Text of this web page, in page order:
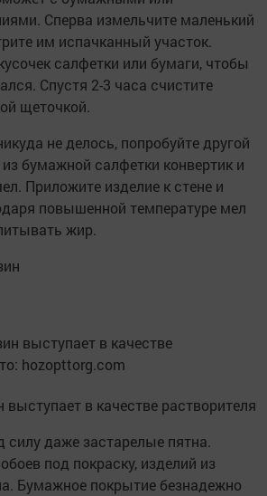
Сперва измельчите маленький
им испачканный участок.
салфетки или бумаги, чтобы
Спустя 2-3 часа счистите
щеточкой.
не делось, попробуйте другой
бумажной салфетки конвертик и
Приложите изделие к стене и
повышенной температуре мел
жир.
в качестве растворителя
силу даже застарелые пятна.
под покраску, изделий из
Бумажное покрытие безнадежно